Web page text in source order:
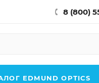
8 (800)
EDMUND OPTICS